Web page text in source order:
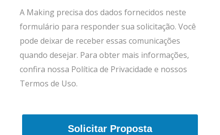
A Making precisa dos dados fornecidos neste
formulário para responder sua solicitação. Você
pode deixar de receber essas comunicações
quando desejar. Para obter mais informações,
confira nossa Política de Privacidade e nossos
Termos de Uso.
Solicitar Proposta